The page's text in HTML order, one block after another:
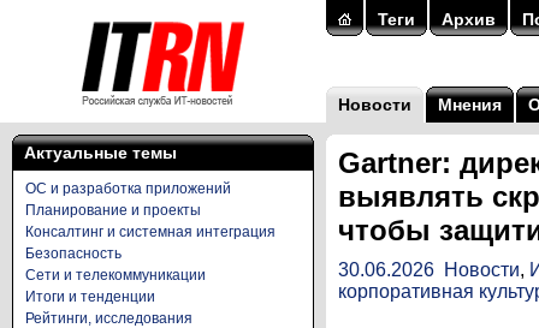
Теги Архив
Новости Мнения
Актуальные темы
ОС и разработка приложений
Планирование и проекты
Консалтинг и системная интеграция
Безопасность
Сети и телекоммуникации
Итоги и тенденции
Рейтинги, исследования
Gartner:
выявлять
чтобы
30.06.2026 Новости,
корпоративная